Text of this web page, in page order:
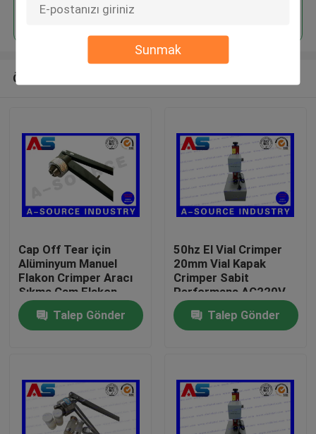
Sunmak
Ürünler
Hakkımızda
Devam et
Önerilen Ürünler
Cap Off Tear için
Alüminyum Manuel
Flakon Crimper Aracı
Sıkma Cam Flakon
Crimper
Talep Gönder
50hz El Vial Crimper
20mm Vial Kapak
Crimper Sabit
Performans AC220V
vial crimping makine
Talep Gönder